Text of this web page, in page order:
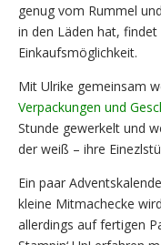
genug vom Rummel
in den Läden hat,
Einkaufsmöglichkeit.
Mit Ulrike gemeinsam
Verpackungen und
Stunde gewerkelt und
der weiß – ihre
Ein paar
kleine Mitmachecke
allerdings auf fertigen